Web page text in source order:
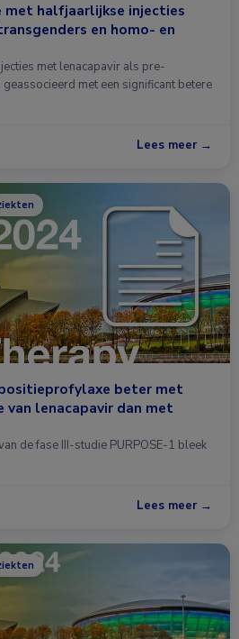
met halfjaarlijkse injecties
en homo- en
met lenacapavir als pre-
met een significant betere
Lees meer →
beter met
lenacapavir dan met
de fase III-studie PURPOSE-1 bleek
Lees meer →